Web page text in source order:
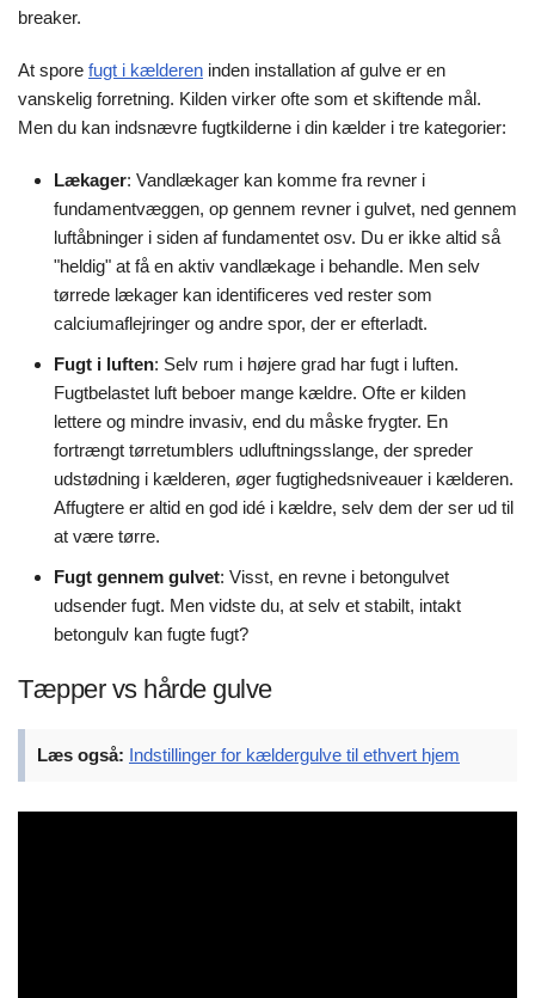
breaker.
At spore fugt i kælderen inden installation af gulve er en
vanskelig forretning. Kilden virker ofte som et skiftende mål.
Men du kan indsnævre fugtkilderne i din kælder i tre kategorier:
Lækager: Vandlækager kan komme fra revner i
fundamentvæggen, op gennem revner i gulvet, ned gennem
luftåbninger i siden af fundamentet osv. Du er ikke altid så
"heldig" at få en aktiv vandlækage i behandle. Men selv
tørrede lækager kan identificeres ved rester som
calciumaflejringer og andre spor, der er efterladt.
Fugt i luften: Selv rum i højere grad har fugt i luften.
Fugtbelastet luft beboer mange kældre. Ofte er kilden
lettere og mindre invasiv, end du måske frygter. En
fortrængt tørretumblers udluftningsslange, der spreder
udstødning i kælderen, øger fugtighedsniveauer i kælderen.
Affugtere er altid en god idé i kældre, selv dem der ser ud til
at være tørre.
Fugt gennem gulvet: Visst, en revne i betongulvet
udsender fugt. Men vidste du, at selv et stabilt, intakt
betongulv kan fugte fugt?
Tæpper vs hårde gulve
Læs også: Indstillinger for kældergulve til ethvert hjem